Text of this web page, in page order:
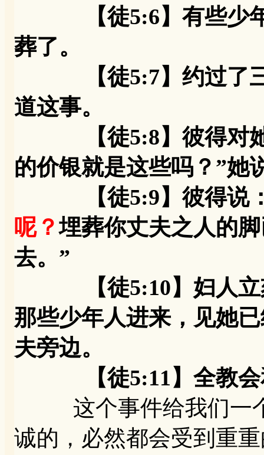
【徒5:6】有些少年
葬了。
【徒5:7】约过了三
道这事。
【徒5:8】彼得对她
的价银就是这些吗？”她
【徒5:9】彼得说
呢？埋葬你丈夫之人的
去。”
【徒5:10】妇人立刻
那些少年人进来，见她
夫旁边。
【徒5:11】全教会和
这个事件给我们一个
诚的，必然都会受到重